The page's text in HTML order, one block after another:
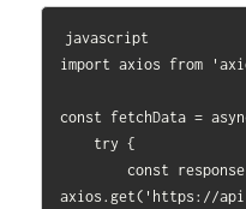
javascript
import axios from
const fetchData =
        const response = await
axios.get('https://